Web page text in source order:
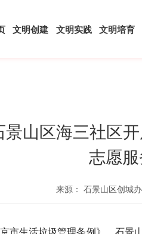
文明创建 文明实践 文明培育
景山区海三社区
志愿
来源： 石景山区创城办